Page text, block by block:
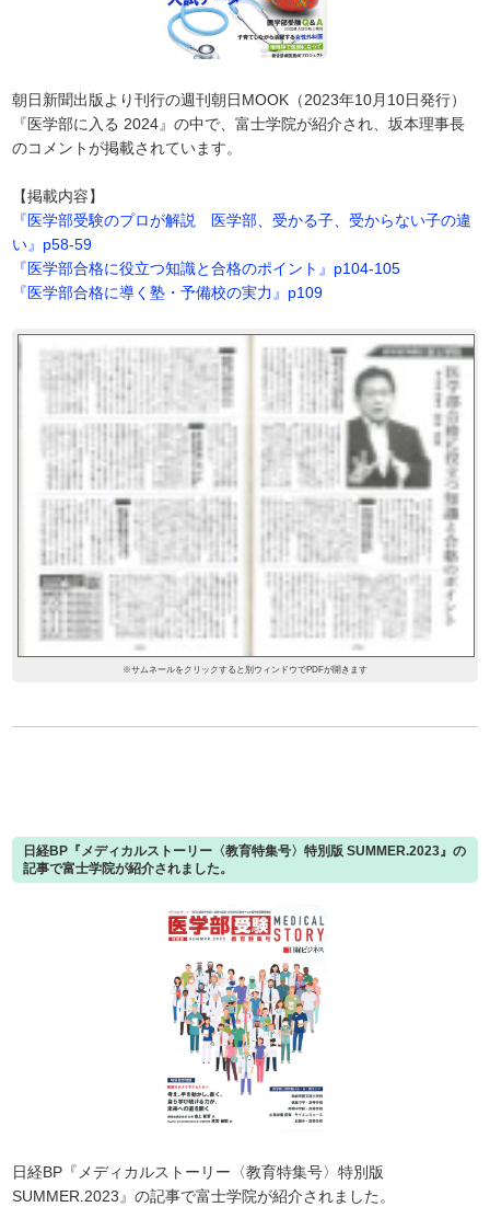
朝日新聞出版より刊行の週刊朝日MOOK（2023年10月10日発行）
『医学部に入る 2024』の中で、富士学院が紹介され、坂本理事長
のコメントが掲載されています。
【掲載内容】
『医学部受験のプロが解説 医学部、受かる子、受からない子の違
い』p58-59
『医学部合格に役立つ知識と合格のポイント』p104-105
『医学部合格に導く塾・予備校の実力』p109
※サムネールをクリックすると別ウィンドウでPDFが開きます
日経BP『メディカルストーリー〈教育特集号〉特別版 SUMMER.2023』の
記事で富士学院が紹介されました。
日経BP『メディカルストーリー〈教育特集号〉特別版
SUMMER.2023』の記事で富士学院が紹介されました。